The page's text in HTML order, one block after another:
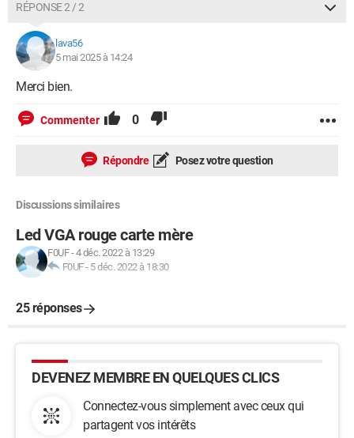
RÉPONSE 2 / 2
lava56
5 mai 2025 à 14:24
Merci bien.
Commenter 0
Répondre Posez votre question
Discussions similaires
Led VGA rouge carte mère
F0UF-4 déc. 2022 à 13:29
F0UF- 5 déc. 2022 à 18:30
25 réponses
DEVENEZ MEMBRE EN QUELQUES CLICS
Connectez-vous simplement avec ceux qui
partagent vos intérêts